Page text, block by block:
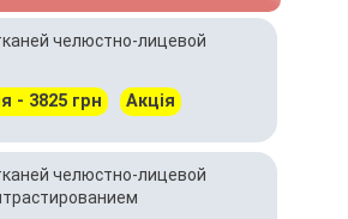
челюстно-лицевой
- 3825 грн Акція
челюстно-лицевой